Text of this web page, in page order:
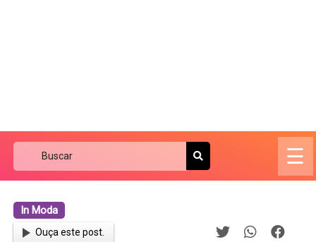
☰
In Moda
Ouça este post.